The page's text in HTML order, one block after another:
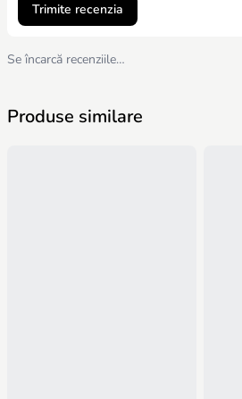
Trimite recenzia
Se încarcă recenziile…
Produse similare